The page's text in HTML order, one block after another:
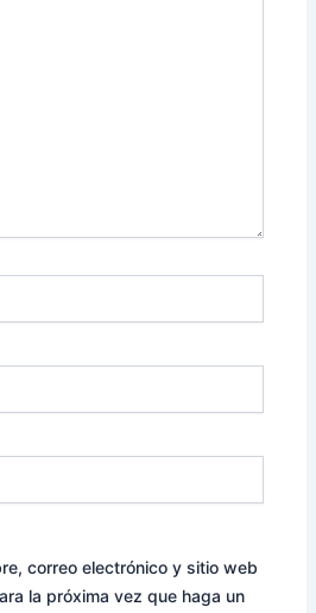
correo electrónico y sitio web
la próxima vez que haga un